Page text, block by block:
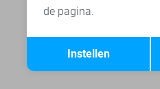
Terug
de pagina.
Instellen